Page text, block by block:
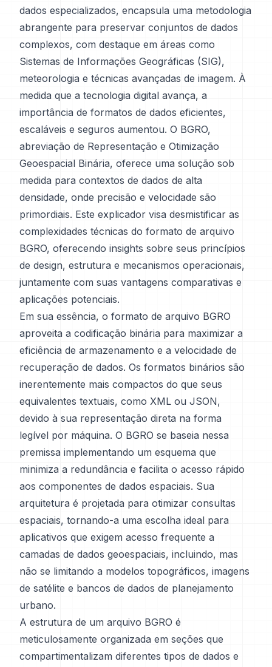
dados especializados, encapsula uma metodologia
abrangente para preservar conjuntos de dados
complexos, com destaque em áreas como
Sistemas de Informações Geográficas (SIG),
meteorologia e técnicas avançadas de imagem. À
medida que a tecnologia digital avança, a
importância de formatos de dados eficientes,
escaláveis e seguros aumentou. O BGRO,
abreviação de Representação e Otimização
Geoespacial Binária, oferece uma solução sob
medida para contextos de dados de alta
densidade, onde precisão e velocidade são
primordiais. Este explicador visa desmistificar as
complexidades técnicas do formato de arquivo
BGRO, oferecendo insights sobre seus princípios
de design, estrutura e mecanismos operacionais,
juntamente com suas vantagens comparativas e
aplicações potenciais.
Em sua essência, o formato de arquivo BGRO
aproveita a codificação binária para maximizar a
eficiência de armazenamento e a velocidade de
recuperação de dados. Os formatos binários são
inerentemente mais compactos do que seus
equivalentes textuais, como XML ou JSON,
devido à sua representação direta na forma
legível por máquina. O BGRO se baseia nessa
premissa implementando um esquema que
minimiza a redundância e facilita o acesso rápido
aos componentes de dados espaciais. Sua
arquitetura é projetada para otimizar consultas
espaciais, tornando-a uma escolha ideal para
aplicativos que exigem acesso frequente a
camadas de dados geoespaciais, incluindo, mas
não se limitando a modelos topográficos, imagens
de satélite e bancos de dados de planejamento
urbano.
A estrutura de um arquivo BGRO é
meticulosamente organizada em seções que
compartimentalizam diferentes tipos de dados e